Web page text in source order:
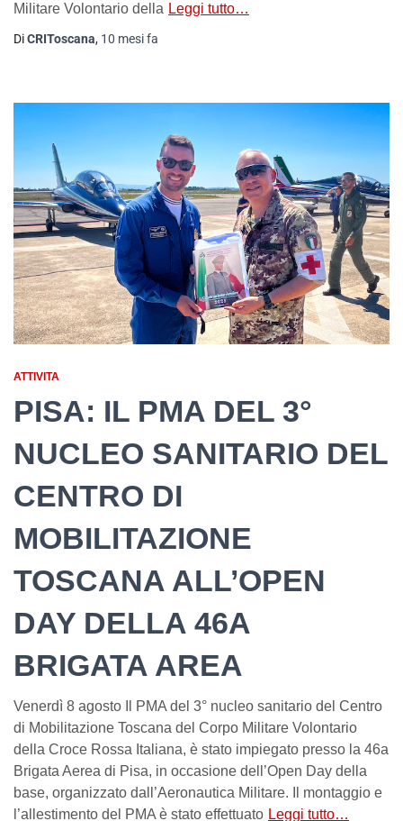
Militare Volontario della Leggi tutto…
DiCRIToscana, 10 mesifa
ATTIVITA
PISA: IL PMA DEL 3°
NUCLEO SANITARIO DEL
CENTRO DI
MOBILITAZIONE
TOSCANA ALL’OPEN
DAY DELLA 46A
BRIGATA AREA
Venerdì 8 agosto Il PMA del 3° nucleo sanitario del Centro
di Mobilitazione Toscana del Corpo Militare Volontario
della Croce Rossa Italiana, è stato impiegato presso la 46a
Brigata Aerea di Pisa, in occasione dell’Open Day della
base, organizzato dall’Aeronautica Militare. Il montaggio e
l’allestimento del PMA è stato effettuato Leggi tutto…